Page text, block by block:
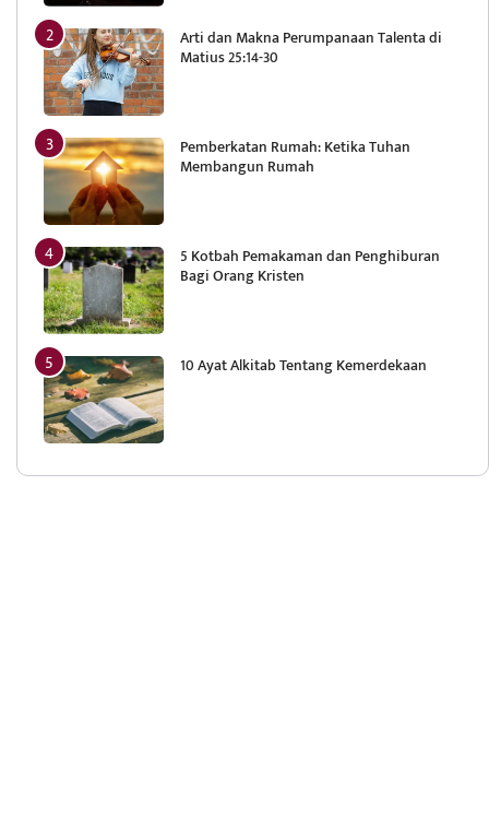
Arti dan Makna Perumpanaan Talenta di
Matius 25:14-30
Pemberkatan Rumah: Ketika Tuhan
Membangun Rumah
5 Kotbah Pemakaman dan Penghiburan
Bagi Orang Kristen
10 Ayat Alkitab Tentang Kemerdekaan